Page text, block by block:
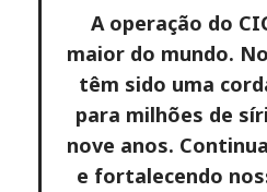
A operação do
maior do mundo.
têm sido uma
para milhões de
nove anos.
e fortalecendo